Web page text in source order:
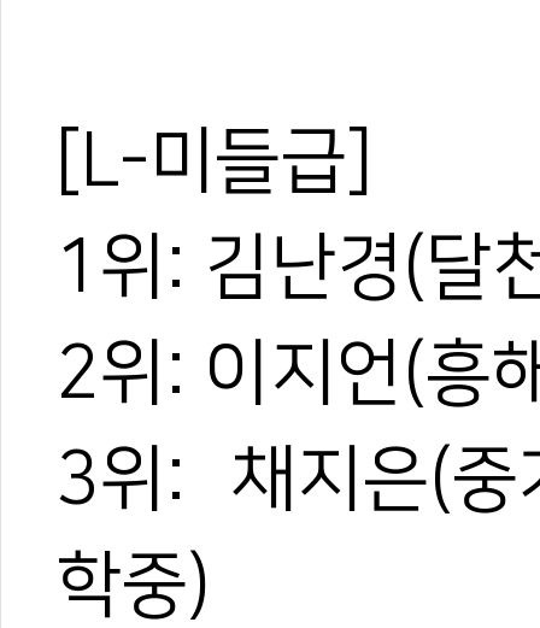
[L-미들급]
1위: 김난경(달
2위: 이지언(흥
3위: 채지은(중
학중)